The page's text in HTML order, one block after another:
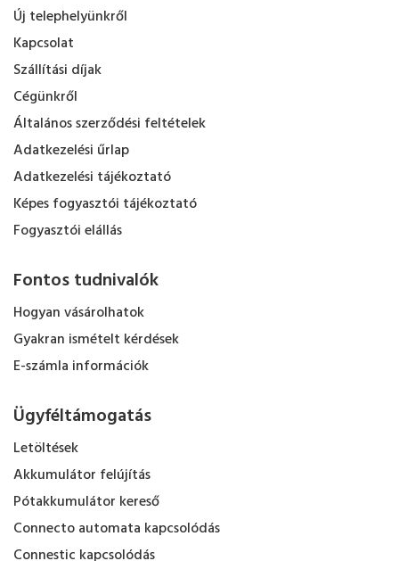
Új telephelyünkről
Kapcsolat
Szállítási díjak
Cégünkről
Általános szerződési feltételek
Adatkezelési űrlap
Adatkezelési tájékoztató
Képes fogyasztói tájékoztató
Fogyasztói elállás
Fontos tudnivalók
Hogyan vásárolhatok
Gyakran ismételt kérdések
E-számla információk
Ügyféltámogatás
Letöltések
Akkumulátor felújítás
Pótakkumulátor kereső
Connecto automata kapcsolódás
Connestic kapcsolódás